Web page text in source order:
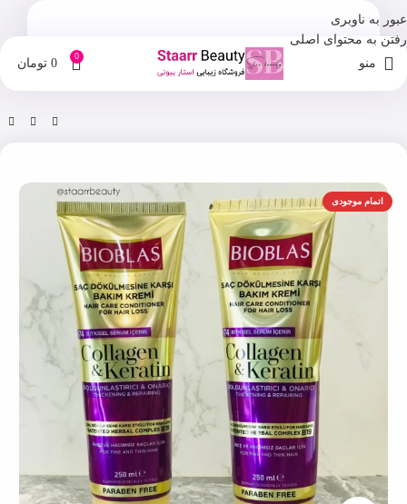
عبور به ناوبری
رفتن به محتوای اصلی
منو 0
0 تومان
فروشگاه ماسک مو
اتمام موجودی